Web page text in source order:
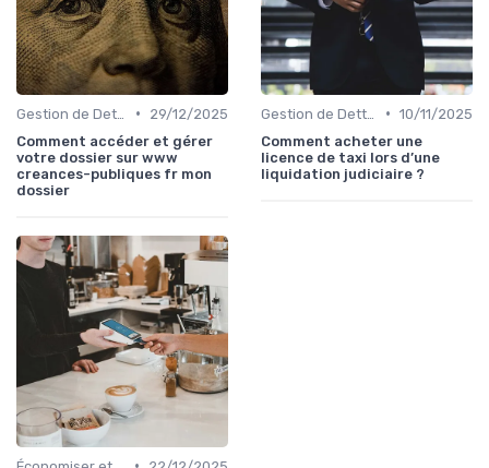
•
29/12/2025
Comment accéder et gérer
votre dossier sur www
creances-publiques fr mon
dossier
• 10/11/2025
Comment acheter une
licence de taxi lors d’une
liquidation judiciaire ?